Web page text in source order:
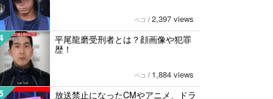
ペコ / 2,397 views
平尾龍磨受刑者とは？顔画像や犯罪
歴！
ペコ / 1,884 views
放送禁止になったCMやアニメ、ドラ